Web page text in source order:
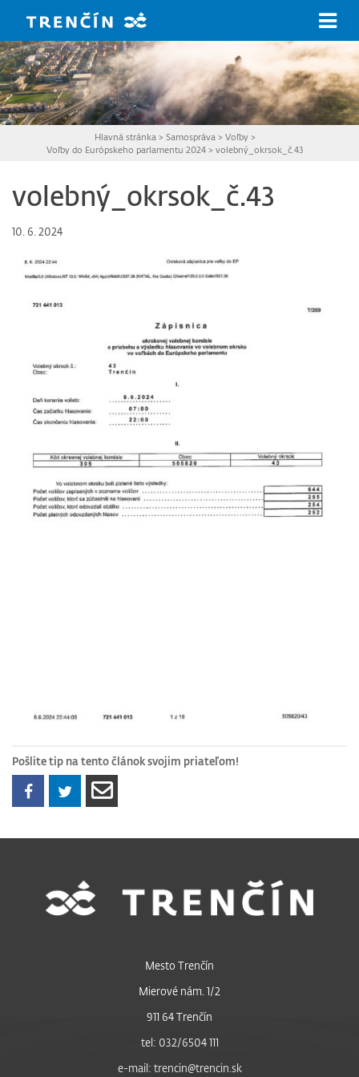
Hlavná stránka > Samospráva > Voľby>
Voľby do Európskeho parlamentu 2024> volebný_okrsok_č.43
volebný_okrsok_č.43
10. 6. 2024
Pošlite tip na tento článok svojim priateľom!
Mesto Trenčín
Mierové nám. 1/2
911 64 Trenčín
tel: 032/6504 111
e-mail: trencin@trencin.sk